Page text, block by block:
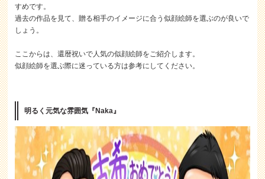
すめです。
過去の作品を見て、贈る相手のイメージに合う似顔絵師を選ぶのが良いで
しょう。
ここからは、還暦祝いで人気の似顔絵師をご紹介します。
似顔絵師を選ぶ際に迷っている方は参考にしてください。
明るく元気な雰囲気『Naka』